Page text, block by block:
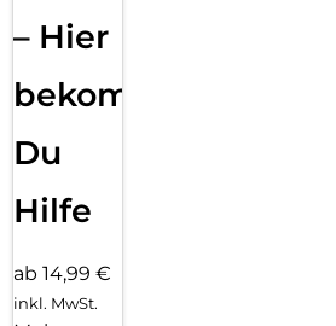
– Hier
bekommst
Du
Hilfe
ab 14,99 €
inkl. MwSt.